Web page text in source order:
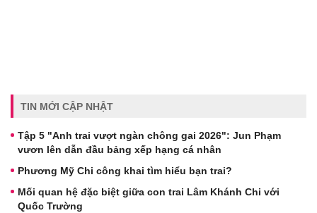
TIN MỚI CẬP NHẬT
Tập 5 "Anh trai vượt ngàn chông gai 2026": Jun Phạm
vươn lên dẫn đầu bảng xếp hạng cá nhân
Phương Mỹ Chi công khai tìm hiểu bạn trai?
Mối quan hệ đặc biệt giữa con trai Lâm Khánh Chi với
Quốc Trường